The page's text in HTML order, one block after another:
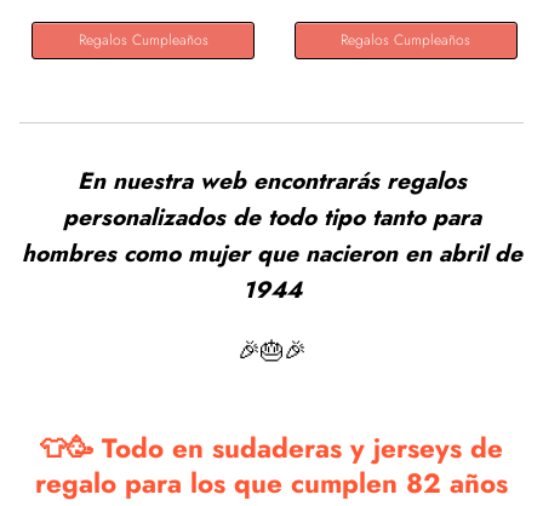
Regalos Cumpleaños Regalos Cumpleaños
En nuestra web encontrarás regalos
personalizados de todo tipo tanto para
hombres como mujer que nacieron en abril de
1944
🎉🎂🎉
👕🥳 Todo en sudaderas y jerseys de
regalo para los que cumplen 82 años